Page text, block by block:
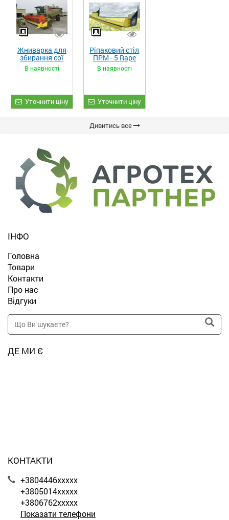
Жниварка для
збирання сої
та гороху
«ETTARO»
В наявності
Уточнити ціну
Ріпаковий стіл
ПРМ - 5 Rape
Fiore
В наявності
Уточнити ціну
Дивитись все
ІНФО
Головна
Товари
Контакти
Про нас
Відгуки
ДЕ МИ Є
КОНТАКТИ
+3804446xxxxx
+3805014xxxxx
+3806762xxxxx
Показати телефони